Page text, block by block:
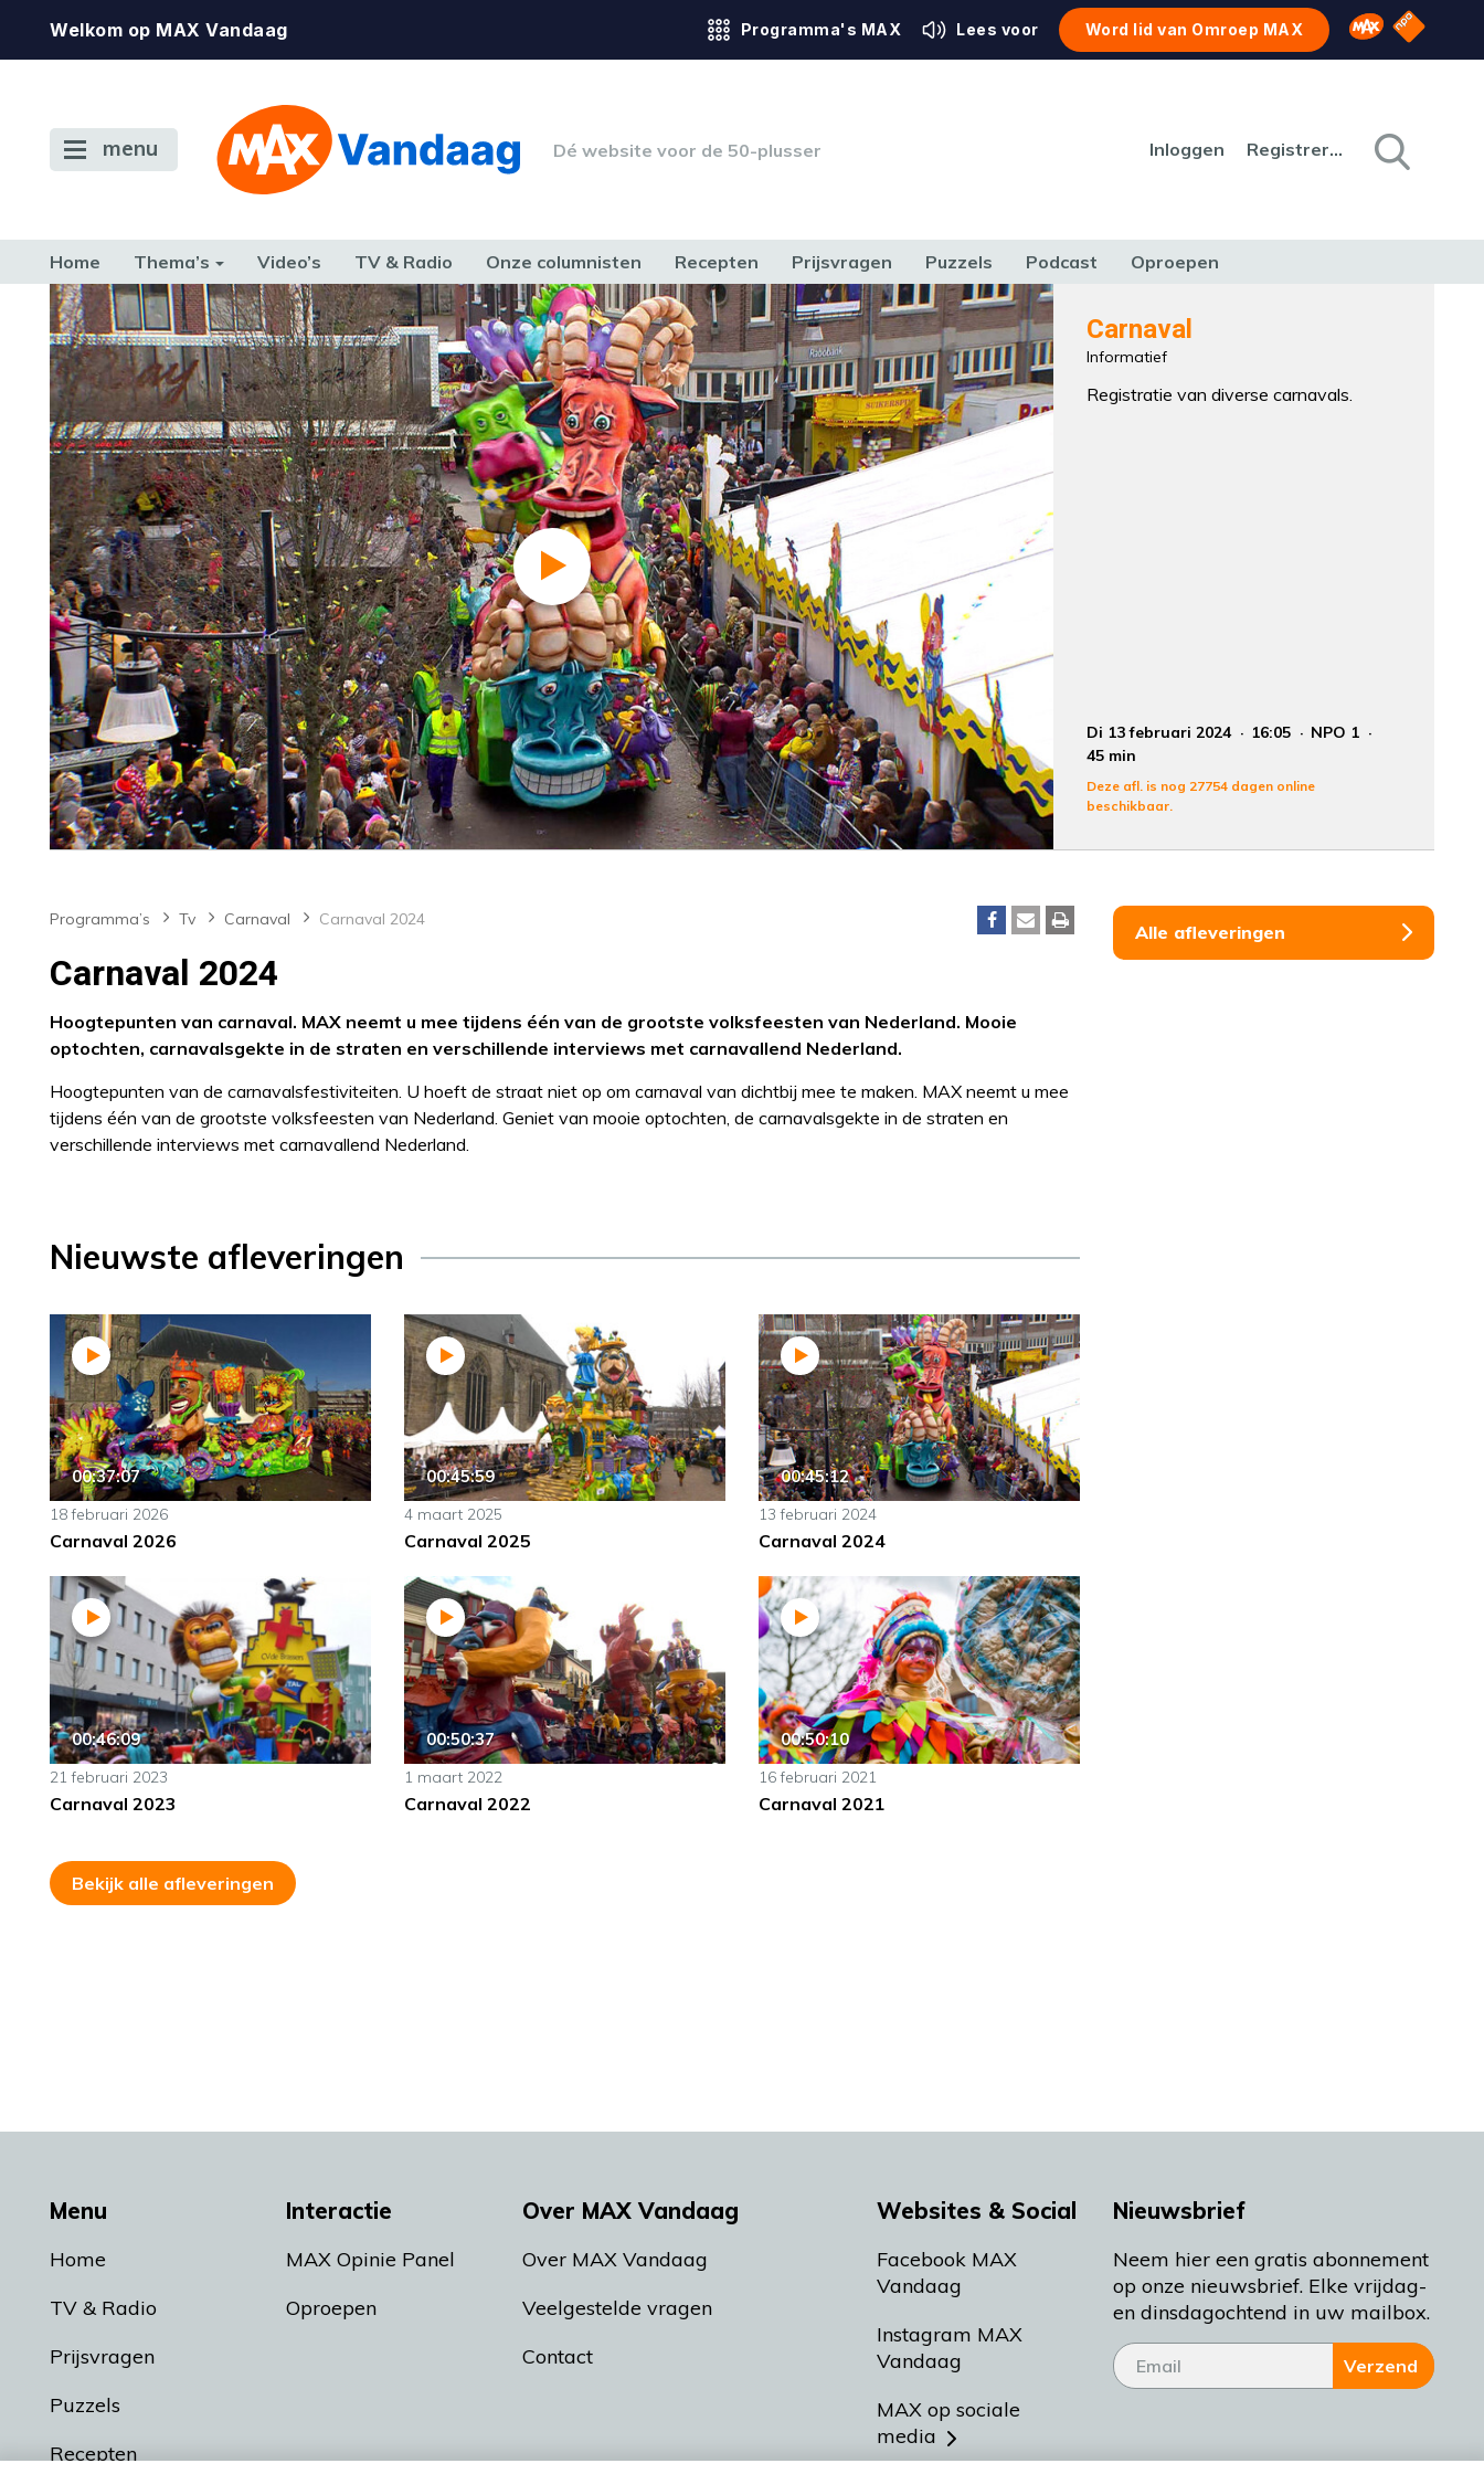
Welkom op MAX Vandaag Programma's MAX Lees voor Word lid van Omroep MAX Omroep MAX
NPO
menu Dé website voor de 50-plusser Inloggen Registreren
Home Thema’s Video’s TV & Radio Onze columnisten Recepten Prijsvragen Puzzels Podcast Oproepen
CONSUMENT ETEN & DRINKEN FAMILIE & RELATIE GELD, WERK & RECHT GEZONDHEID & SPORT HUIS, TUIN & HOBBY MEDIA & CULTUUR
TERUG NAAR TOEN Carnaval
Informatief
Registratie van diverse carnavals.
Di 13 februari 2024 16:05
NPO 1
45 min
Deze afl. is nog 27754 dagen online
beschikbaar.
Programma’s Tv Carnaval Carnaval 2024
Carnaval 2024
Hoogtepunten van carnaval. MAX neemt u mee tijdens één van de grootste volksfeesten van Nederland. Mooie
optochten, carnavalsgekte in de straten en verschillende interviews met carnavallend Nederland.
Hoogtepunten van de carnavalsfestiviteiten. U hoeft de straat niet op om carnaval van dichtbij mee te maken. MAX neemt u mee
tijdens één van de grootste volksfeesten van Nederland. Geniet van mooie optochten, de carnavalsgekte in de straten en
verschillende interviews met carnavallend Nederland.
Nieuwste afleveringen
00:37:07
18 februari 2026
Carnaval 2026
00:45:59
4 maart 2025
Carnaval 2025
00:45:12
13 februari 2024
Carnaval 2024
00:46:09
21 februari 2023
Carnaval 2023
00:50:37
1 maart 2022
Carnaval 2022
00:50:10
16 februari 2021
Carnaval 2021
Bekijk alle afleveringen
Alle afleveringen
Menu
Home
TV & Radio
Prijsvragen
Puzzels
Recepten
Interactie
MAX Opinie Panel
Oproepen
Over MAX Vandaag
Over MAX Vandaag
Veelgestelde vragen
Contact
Websites & Social
Facebook MAX
Vandaag
Instagram MAX
Vandaag
MAX op sociale
media
Nieuwsbrief
Neem hier een gratis abonnement
op onze nieuwsbrief. Elke vrijdag-
en dinsdagochtend in uw mailbox.
Verzend